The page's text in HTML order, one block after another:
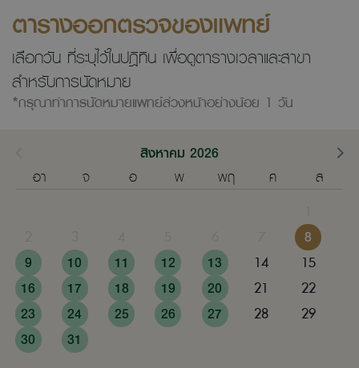
ตารางออกตรวจของแพทย์
เลือกวัน ที่ระบุไว้ในปฎิทิน เพื่อดูตารางเวลาและสาขา
สำหรับการนัดหมาย
*กรุณาทำการนัดหมายแพทย์ล่วงหน้าอย่างน้อย 1 วัน
สิงหาคม 2026
อา
จ อ พ พฤ ศ
ส
8
9
10 11 12 13 14
15
16
17 18 19 20 21
22
23
24 25 26 27 28
29
30
31